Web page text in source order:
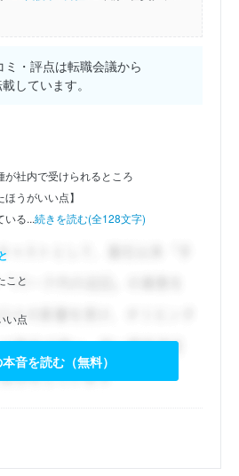
・評点は転職会議から
しています。
が社内で受けられるところ
うがいい点】
いる...続きを読む(全128文字)
こと
い点
音を読む（無料）